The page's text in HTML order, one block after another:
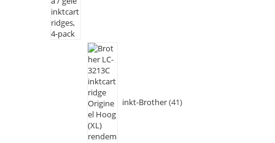
inkt-Brother 41